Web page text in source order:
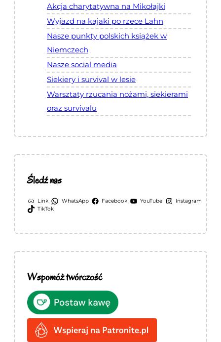
ż
e
t
m
i
Akcja charytatywna na Mikołajki
Wyjazd na kajaki po rzece Lahn
Nasze punkty polskich książek w
Niemczech
Nasze social media
Siekiery i survival w lesie
Warsztaty rzucania nożami, siekierami
oraz survivalu
Śledź nas
Link WhatsApp Facebook YouTube
Instagram
TikTok
Wspomóż twórczość